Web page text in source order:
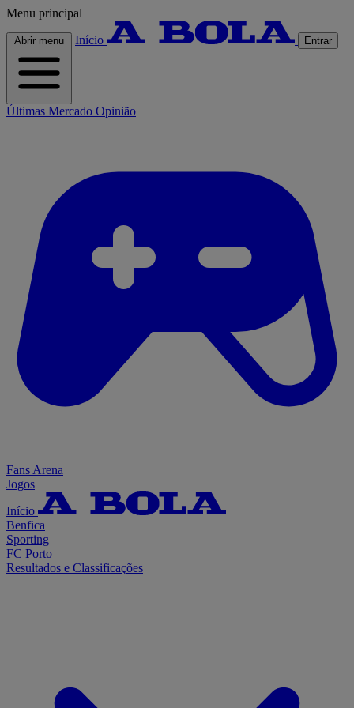
Menu principal
Abrir menu Início Entrar
Últimas Mercado Opinião
Fans Arena
Jogos
Início
Benfica
Sporting
FC Porto
Resultados e Classificações